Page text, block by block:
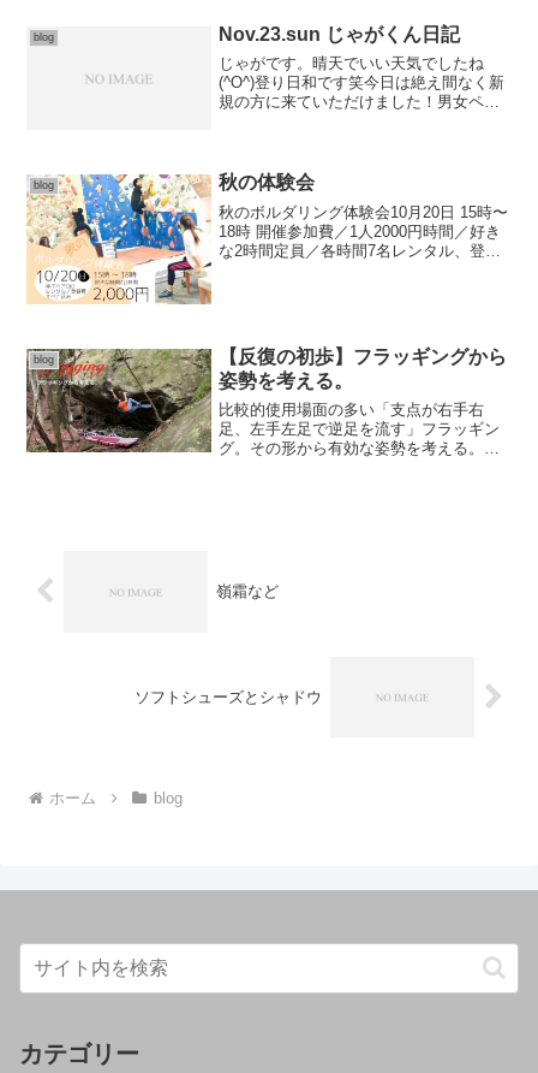
blog Nov.23.sun じゃがくん日記
じゃがです。晴天でいい天気でしたね
(^O^)登り日和です笑今日は絶え間なく新
規の方に来ていただけました！男女ペア
にどこに足を...
blog 秋の体験会
秋のボルダリング体験会10月20日 15時〜
18時 開催参加費／1人2000円時間／好き
な2時間定員／各時間7名レンタル、登録
blog
【反復の初歩】フラッギングから
姿勢を考える。
比較的使用場面の多い「支点が右手右
足、左手左足で逆足を流す」フラッギン
グ。その形から有効な姿勢を考える。反
嶺霜など
ソフトシューズとシャドウ
ホーム blog
カテゴリー